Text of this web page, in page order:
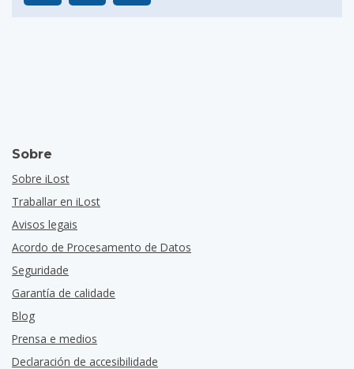
Sobre
Sobre iLost
Traballar en iLost
Avisos legais
Acordo de Procesamento de Datos
Seguridade
Garantía de calidade
Blog
Prensa e medios
Declaración de accesibilidade